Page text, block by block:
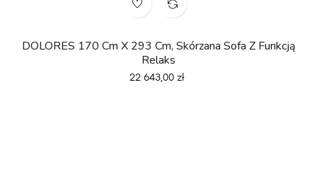
DOLORES 170 Cm X 293 Cm, Skórzana Sofa Z Funkcją
Relaks
Cena
22 643,00 zł